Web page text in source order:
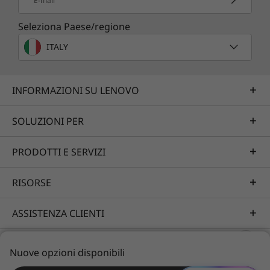
luce blu a bassi livelli, e la tecnologia di
cancellazione del rumore, che blocca i rumori
di fondo, rendono questo notebook ideale per
rilassarsi e studiare.
Seleziona Paese/regione
ITALY
INFORMAZIONI SU LENOVO
SOLUZIONI PER
PRODOTTI E SERVIZI
RISORSE
ASSISTENZA CLIENTI
Nuove opzioni disponibili